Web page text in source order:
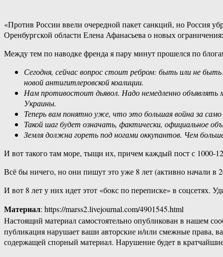
«Против России ввели очередной пакет санкций, но Россия
Оренбургской области Елена Афанасьева о новых
Между тем по наводке френда я пару минут прошелся по
Сегодня, сейчас вопрос стоит ребром: быть или не
новой антигитлеровской коалиции.
Нам противостоит дьявол. Надо немедленно
Украины.
Теперь вам понятно уже, что это большая война за
Такой шаг будет означать, фактически, официальное
Земля должна гореть под ногами оккупантов. Чем
И вот такого там море, тыщи их, причем каждый пост с 1000-
Всё бы ничего, но они пишут это уже 8 лет (активно начали в
И вот 8 лет у них идет этот «бокс по переписке» в соцсетях.
Материал: https://marss2.livejournal.com/4901545.html
Настоящий материал самостоятельно опубликован в нашем
публикация нарушает ваши авторские и/или смежные права,
содержащей спорный материал. Нарушение будет в